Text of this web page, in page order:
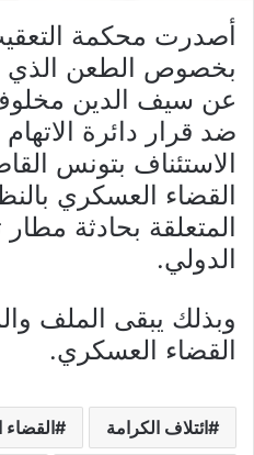
أصدرت محكمة
بخصوص الطعن الذي
عن سيف الدين
ضد قرار دائرة
الاستئناف بتونس
القضاء العسكري
المتعلقة بحادثة
الدولي.
وبذلك يبقى الملف
القضاء العسكري.
ائتلاف الكرامة